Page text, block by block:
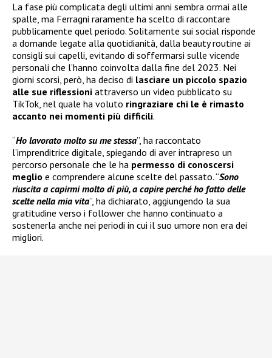
La fase più complicata degli ultimi anni sembra ormai alle
spalle, ma Ferragni raramente ha scelto di raccontare
pubblicamente quel periodo. Solitamente sui social risponde
a domande legate alla quotidianità, dalla beauty routine ai
consigli sui capelli, evitando di soffermarsi sulle vicende
personali che l’hanno coinvolta dalla fine del 2023. Nei
giorni scorsi, però, ha deciso di lasciare un piccolo spazio
alle sue riflessioni attraverso un video pubblicato su
TikTok, nel quale ha voluto ringraziare chi le è rimasto
accanto nei momenti più difficili.
“Ho lavorato molto su me stessa”, ha raccontato
l’imprenditrice digitale, spiegando di aver intrapreso un
percorso personale che le ha permesso di conoscersi
meglio e comprendere alcune scelte del passato. “Sono
riuscita a capirmi molto di più, a capire perché ho fatto delle
scelte nella mia vita”, ha dichiarato, aggiungendo la sua
gratitudine verso i follower che hanno continuato a
sostenerla anche nei periodi in cui il suo umore non era dei
migliori.